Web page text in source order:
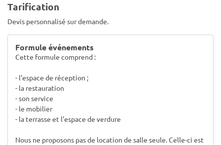
Tarification
Devis personnalisé sur demande.
Formule événements
Cette formule comprend :
- l'espace de réception ;
- la restauration
- son service
- le mobilier
- la terrasse et l'espace de verdure
Nous ne proposons pas de location de salle seule. Celle-ci est